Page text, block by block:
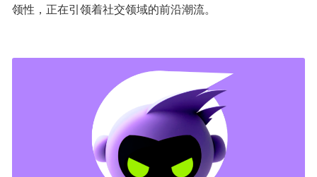
领性，正在引领着社交领域的前沿潮流。